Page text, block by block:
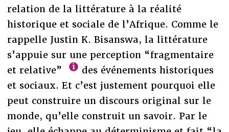
relation de la littérature à la réalité
historique et sociale de l’Afrique. Comme le
rappelle Justin K. Bisanswa, la littérature
s’appuie sur une perception “fragmentaire
et relative”
des événements historiques
et sociaux. Et c’est justement pourquoi elle
peut construire un discours original sur le
monde, qu’elle construit un savoir. Par le